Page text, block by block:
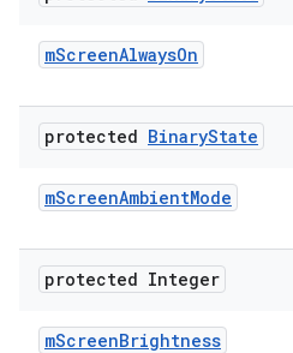
mScreenAlwaysOn
protected BinaryState
mScreenAmbientMode
protected Integer
mScreenBrightness